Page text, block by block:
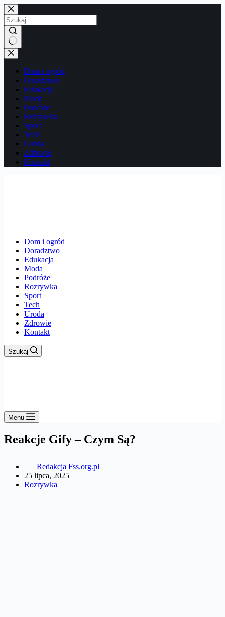
Przejdź
do
treści
Brak
wyników
Dom i ogród
Doradztwo
Edukacja
Moda
Podróże
Rozrywka
Sport
Tech
Uroda
Zdrowie
Kontakt
Dom i ogród
Doradztwo
Edukacja
Moda
Podróże
Rozrywka
Sport
Tech
Uroda
Zdrowie
Kontakt
Szukaj
Menu
Reakcje Gify – Czym Są?
Redakcja Fss.org.pl
25 lipca, 2025
Rozrywka